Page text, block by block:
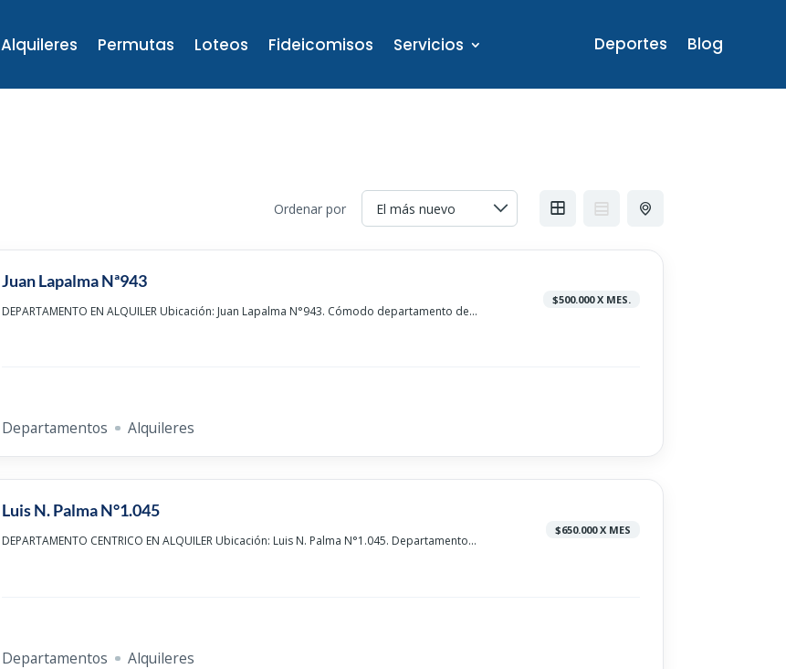
Alquileres Permutas Loteos Fideicomisos Servicios Deportes Blog
Ordenar por
Juan Lapalma Nª943
DEPARTAMENTO EN ALQUILER Ubicación: Juan Lapalma N°943. Cómodo departamento de...
$500.000 X MES.
Departamentos Alquileres
Luis N. Palma N°1.045
DEPARTAMENTO CENTRICO EN ALQUILER Ubicación: Luis N. Palma N°1.045. Departamento...
$650.000 X MES
Departamentos Alquileres